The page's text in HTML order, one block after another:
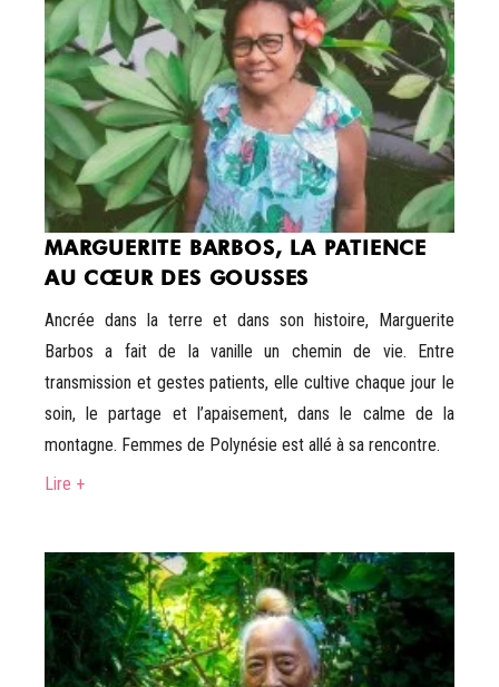
MARGUERITE BARBOS, LA PATIENCE
AU CŒUR DES GOUSSES
Ancrée dans la terre et dans son histoire, Marguerite
Barbos a fait de la vanille un chemin de vie. Entre
transmission et gestes patients, elle cultive chaque jour le
soin, le partage et l’apaisement, dans le calme de la
montagne. Femmes de Polynésie est allé à sa rencontre.
Lire +